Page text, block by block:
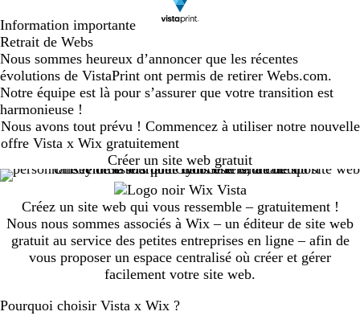
Information importante
Retrait de Webs
Nous sommes heureux d’annoncer que les récentes
évolutions de VistaPrint ont permis de retirer Webs.com.
Notre équipe est là pour s’assurer que votre transition est
harmonieuse !
Nous avons tout prévu ! Commencez à utiliser notre nouvelle
offre Vista x Wix gratuitement
Créer un site web gratuit
Créez un site web qui vous ressemble – gratuitement !
Nous nous sommes associés à Wix – un éditeur de site web
gratuit au service des petites entreprises en ligne – afin de
vous proposer un espace centralisé où créer et gérer
facilement votre site web.
Pourquoi choisir Vista x Wix ?